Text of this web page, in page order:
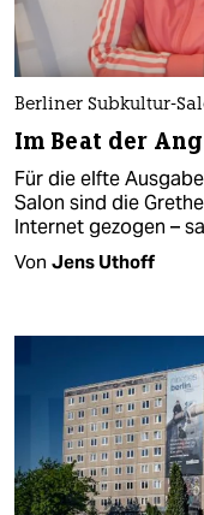
Berliner Subkultur-
Im Beat der
Für die elfte
Salon sind die
Internet gezogen –
Von Jens Uthoff